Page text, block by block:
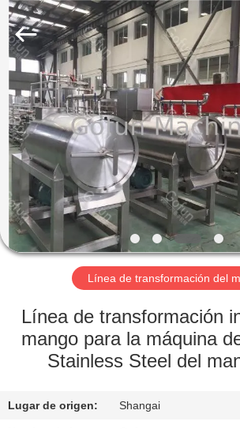
HOGAR
PRODUCTOS
VIDEOS
VR
SHOW
SOBRE
NOSOTROS
DE
Shanghai
Gofun
Machinery
Co.,
Ltd..
Rights
Reserved.
Línea de transformación del
Línea de transformación
mango para la máquina
Stainless Steel del
Lugar de origen: Shangai